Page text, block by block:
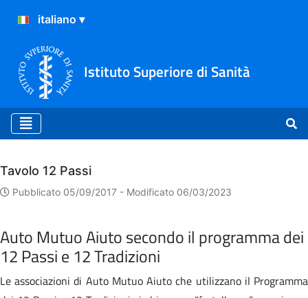
Istituto Superiore di Sanità
Archivio
Tavolo 12 Passi
Pubblicato 05/09/2017 - Modificato 06/03/2023
Auto Mutuo Aiuto secondo il programma dei
12 Passi e 12 Tradizioni
Le associazioni di Auto Mutuo Aiuto che utilizzano il Programma